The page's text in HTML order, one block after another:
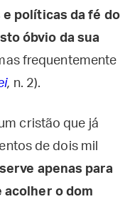
políticas da fé do
óbvio da sua
frequentemente
, n. 2).
cristão que já
de dois mil
apenas para
acolher o dom